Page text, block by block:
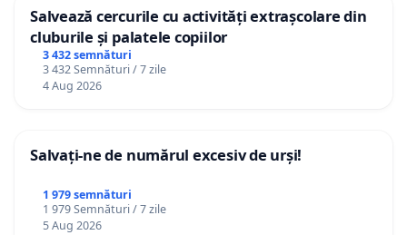
Salvează cercurile cu activități extrașcolare din
cluburile și palatele copiilor
3 432 semnături
3 432 Semnături / 7 zile
4 Aug 2026
Salvați-ne de numărul excesiv de urși!
1 979 semnături
1 979 Semnături / 7 zile
5 Aug 2026